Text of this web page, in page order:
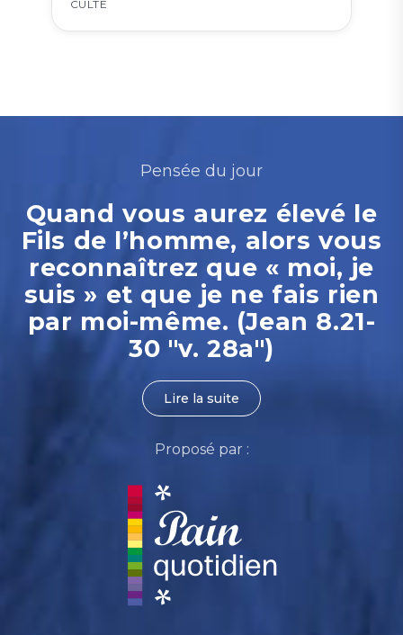
CULTE
Pensée du jour
Quand vous aurez élevé le
Fils de l’homme, alors vous
reconnaîtrez que « moi, je
suis » et que je ne fais rien
par moi-même. (Jean 8.21-
30 "v. 28a")
Lire la suite
Proposé par :